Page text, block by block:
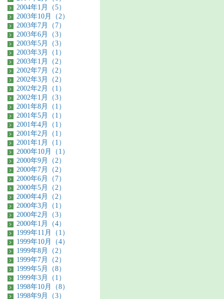
2004年1月（5）
2003年10月（2）
2003年7月（7）
2003年6月（3）
2003年5月（3）
2003年3月（1）
2003年1月（2）
2002年7月（2）
2002年3月（2）
2002年2月（1）
2002年1月（3）
2001年8月（1）
2001年5月（1）
2001年4月（1）
2001年2月（1）
2001年1月（1）
2000年10月（1）
2000年9月（2）
2000年7月（2）
2000年6月（7）
2000年5月（2）
2000年4月（2）
2000年3月（1）
2000年2月（3）
2000年1月（4）
1999年11月（1）
1999年10月（4）
1999年8月（2）
1999年7月（2）
1999年5月（8）
1999年3月（1）
1998年10月（8）
1998年9月（3）